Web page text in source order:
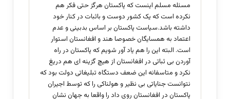
مسئله مسلم اینست که پاکستان هرگز حتی فکر هم
نکرده است که یک کشور دوست و باثبات در کنار خود
داشته باشد.سیاست پاکستان بر اساس بدبینی و عدم
اعتماد به همسایگان خصوصا هند و افغانستان استوار
است. البته این را هم یاد آور شویم که پاکستان در راه
آوردن بی ثباتی در افغانستان از هیچ گزینه ای هم دریغ
نکرد و متاسفانه این ضعف دستگاه تبلیغاتی دولت بود که
نتوانست جنایاتی بی نظیر و هولناکی را که توسط اجیران
پاکستان در افغانستان روی داد را واقعا به جهان نشان